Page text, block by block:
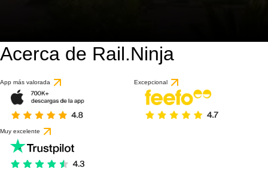
Acerca de Rail.Ninja
App más valorada Excepcional
Muy excelente